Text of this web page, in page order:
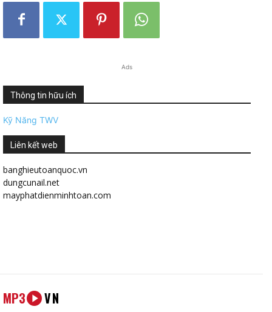
Ads
Thông tin hữu ích
Kỹ Năng TWV
Liên kết web
banghieutoanquoc.vn
dungcunail.net
mayphatdienminhtoan.com
MP3 VN